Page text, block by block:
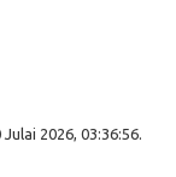
2026, 03:36:56.